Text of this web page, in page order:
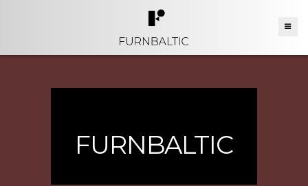
FURNBALTIC